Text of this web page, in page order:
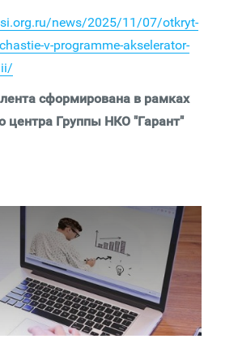
news/2025/11/07/otkryt-
v-programme-akselerator-
сформирована в рамках
центра Группы НКО "Гарант"